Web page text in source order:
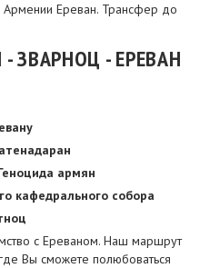
Ереван. Трансфер до
ЗВАРНОЦ - ЕРЕВАН
армян
кафедрального собора
с Ереваном. Наш маршрут
Вы сможете полюбоваться